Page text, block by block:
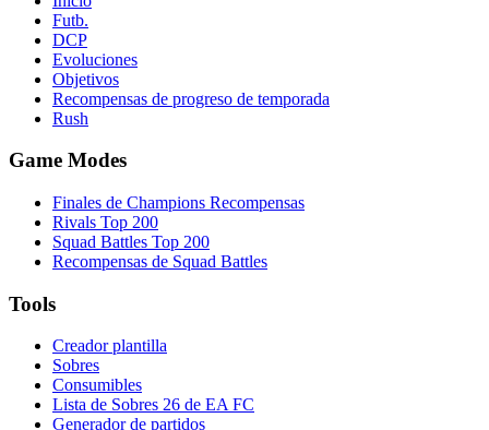
Futb.
DCP
Evoluciones
Objetivos
Recompensas de progreso de temporada
Rush
Game Modes
Finales de Champions Recompensas
Rivals Top 200
Squad Battles Top 200
Recompensas de Squad Battles
Tools
Creador plantilla
Sobres
Consumibles
Lista de Sobres 26 de EA FC
Generador de partidos